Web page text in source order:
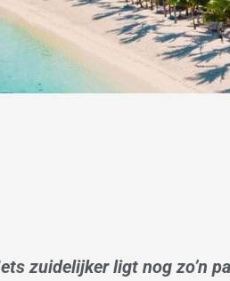
zuidelijker ligt nog zo’n